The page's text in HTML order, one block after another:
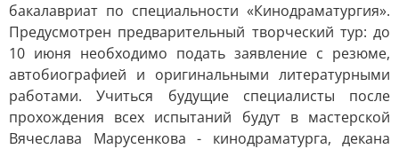
бакалавриат по специальности «Кинодраматургия».
Предусмотрен предварительный творческий тур: до
10 июня необходимо подать заявление с резюме,
автобиографией и оригинальными литературными
работами. Учиться будущие специалисты после
прохождения всех испытаний будут в мастерской
Вячеслава Марусенкова - кинодраматурга, декана